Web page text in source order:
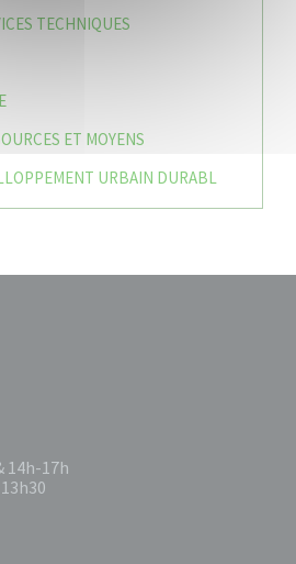
TECHNIQUES
ET MOYENS
URBAIN DURABL
14h-17h